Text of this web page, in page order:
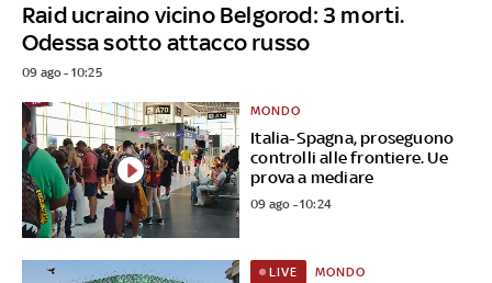
Raid ucraino vicino Belgorod: 3 morti.
Odessa sotto attacco russo
09 ago - 10:25
Italia-Spagna, proseguono
controlli alle frontiere. Ue
prova a mediare
MONDO
09 ago - 10:24
LIVE MONDO